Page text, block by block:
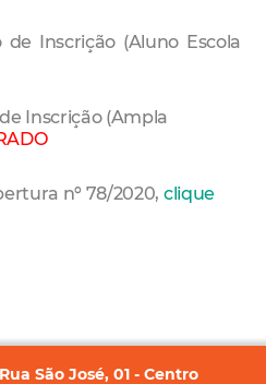
de Inscrição (Aluno Escola
Inscrição (Ampla
nº 78/2020, clique
Rua São José, 01 - Centro